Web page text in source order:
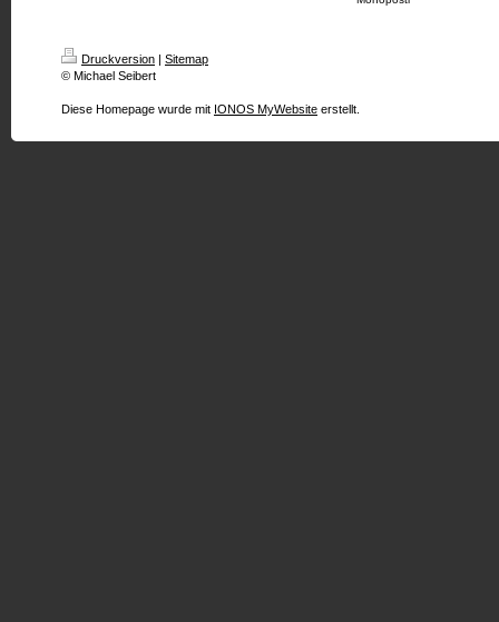
Druckversion | Sitemap
© Michael Seibert
Diese Homepage wurde mit IONOS MyWebsite erstellt.